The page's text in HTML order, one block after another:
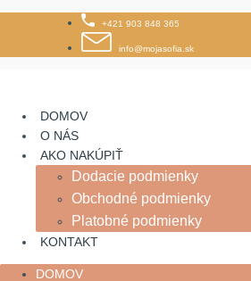
+421 903 848 365
info@mojasofia.sk
DOMOV
O NÁS
AKO NAKÚPIŤ
Dodacie podmienky
Obchodné podmienky
Platobné podmienky
KONTAKT
DOMOV